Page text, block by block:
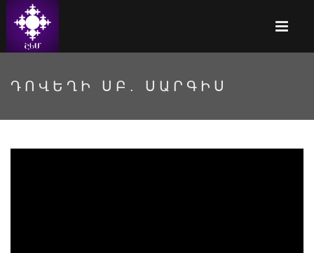
ԴՈՎԵՂԻ ՍԲ. ՍԱՐԳԻՍ